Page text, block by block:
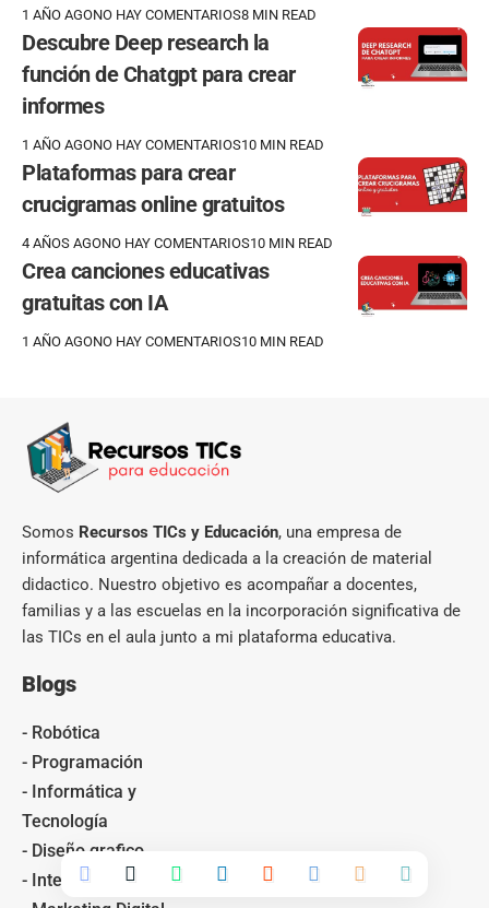
1 AÑO AGONO HAY COMENTARIOS8 MIN READ
Descubre Deep research la
función de Chatgpt para crear
informes
1 AÑO AGONO HAY COMENTARIOS10 MIN READ
Plataformas para crear
crucigramas online gratuitos
4 AÑOS AGONO HAY COMENTARIOS10 MIN READ
Crea canciones educativas
gratuitas con IA
1 AÑO AGONO HAY COMENTARIOS10 MIN READ
Somos Recursos TICs y Educación, una empresa de
informática argentina dedicada a la creación de material
didactico. Nuestro objetivo es acompañar a docentes,
familias y a las escuelas en la incorporación significativa de
las TICs en el aula junto a mi plataforma educativa.
Blogs
- Robótica
- Programación
- Informática y
Tecnología
- Diseño grafico
- Inteligencia Artificial